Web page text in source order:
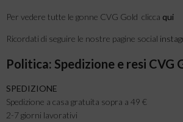
Per vedere tutte le gonne CVG Gold clicca qui
Ricordati di seguire le nostre pagine social
Politica: Spedizione e resi CVG
SPEDIZIONE
Spedizione a casa gratuita sopra a 49 €
2-7 giorni lavorativi